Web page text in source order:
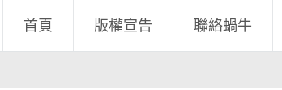
首頁 版權宣告 聯絡蝸牛